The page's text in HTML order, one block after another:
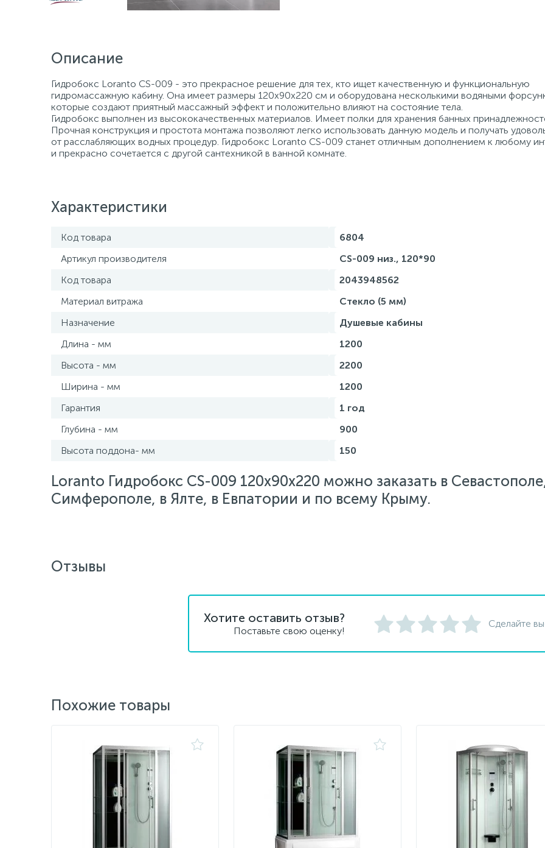
Описание
Гидробокс Loranto CS-009 - это прекрасное решение для тех, кто ищет качественную и функциональную
гидромассажную кабину. Она имеет размеры 120х90х220 см и оборудована несколькими водяными
которые создают приятный массажный эффект и положительно влияют на состояние тела.
Гидробокс выполнен из высококачественных материалов. Имеет полки для хранения банных
Прочная конструкция и простота монтажа позволяют легко использовать данную модель и получать
от расслабляющих водных процедур. Гидробокс Loranto CS-009 станет отличным дополнением к любому
и прекрасно сочетается с другой сантехникой в ванной комнате.
Характеристики
Код товара
6804
Артикул производителя
CS-009 низ., 120*90
Код товара
2043948562
Материал витража
Стекло (5 мм)
Назначение
Душевые кабины
Длина - мм
1200
Высота - мм
2200
Ширина - мм
1200
Гарантия
1 год
Глубина - мм
900
Высота поддона- мм
150
Loranto Гидробокс CS-009 120х90х220 можно заказать в
Симферополе, в Ялте, в Евпатории и по всему Крыму.
Отзывы
Хотите оставить отзыв?
Поставьте свою оценку!
Сделайте
Похожие товары